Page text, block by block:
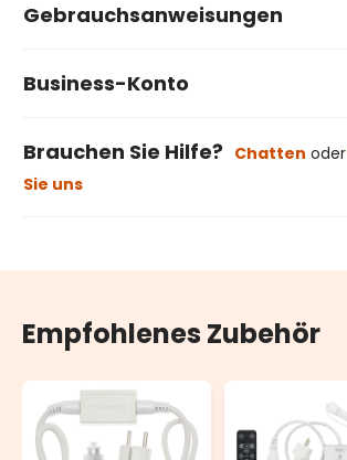
Gebrauchsanweisungen
Business-Konto
Brauchen Sie Hilfe? Chatten oder
Sie uns
Empfohlenes Zubehör